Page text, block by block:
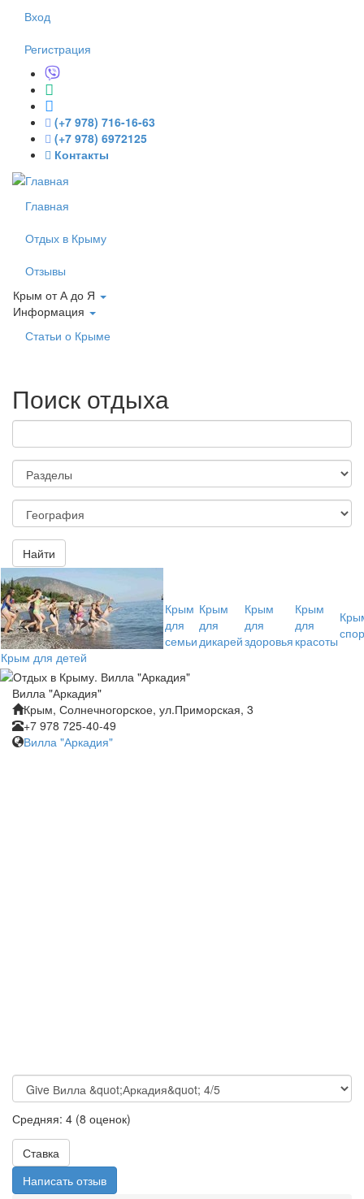
Вход
Регистрация
(+7 978) 716-16-63
(+7 978) 6972125
Контакты
Главная
Отдых в Крыму
Отзывы
Крым от А до Я
Информация
Статьи о Крыме
Поиск отдыха
Найти
Крым для детей
Крым
для
семьи
Крым
для
дикарей
Крым
для
здоровья
Крым
для
красоты
Вилла "Аркадия"
Крым, Солнечногорское, ул.Приморская, 3
+7 978 725-40-49
Вилла "Аркадия"
Средняя: 4 (8 оценок)
Ставка
Написать отзыв